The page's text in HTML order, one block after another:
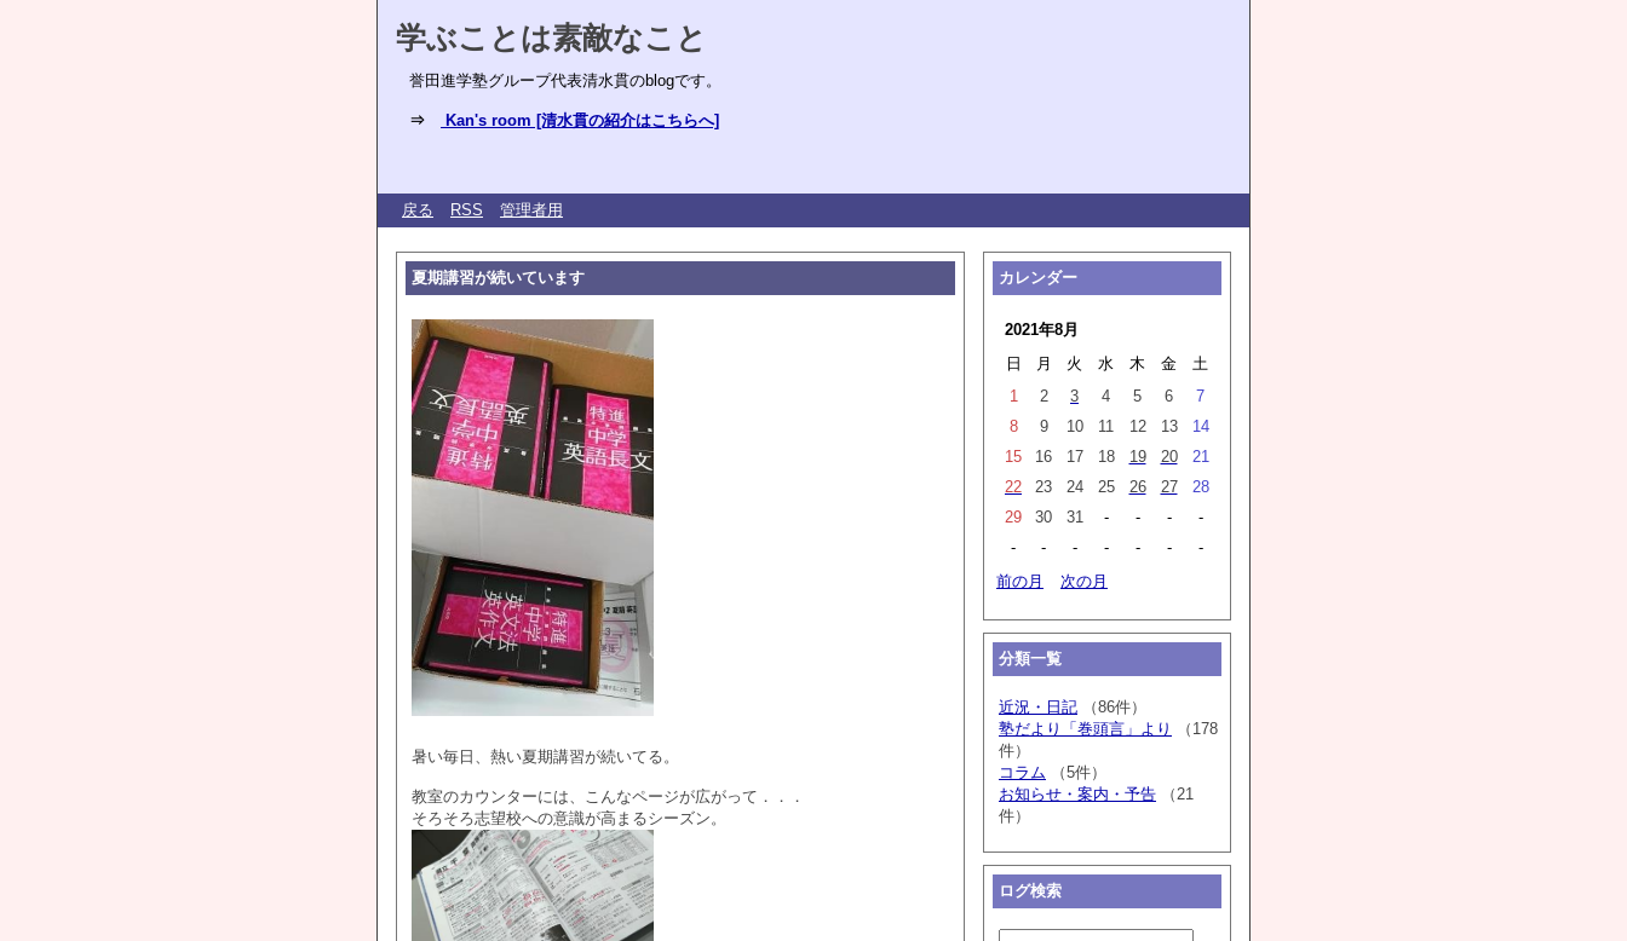
学ぶことは素敵なこと
誉田進学塾グループ代表清水貫のblogです。
⇒ Kan's room [清水貫の紹介はこちらへ]
戻る RSS 管理者用
夏期講習が続いています
暑い毎日、熱い夏期講習が続いてる。
教室のカウンターには、こんなページが広がって．．．
そろそろ志望校への意識が高まるシーズン。
カレンダー
2021年8月
日
月 火 水 木 金
土
1
2 3 4 5 6
7
8
9 10 11 12 13
14
15
16 17 18 19 20
21
22
23 24 25 26 27
28
29
30 31 - - -
-
-
- - - - -
-
前の月
次の月
分類一覧
近況・日記 （86件）
塾だより「巻頭言」より
（178
件）
コラム （5件）
お知らせ・案内・予告 （21
件）
ログ検索